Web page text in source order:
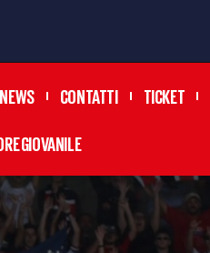
NEWS CONTATTI TICKET
GIOVANILE